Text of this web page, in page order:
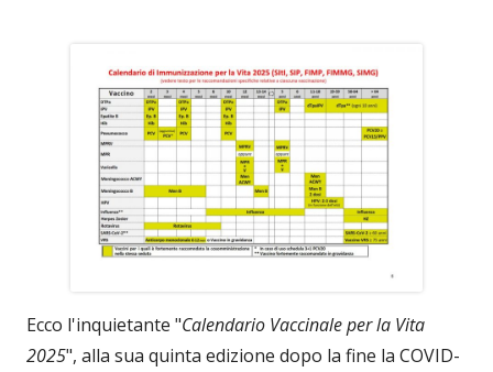
Ecco l'inquietante "Calendario Vaccinale per la Vita
2025", alla sua quinta edizione dopo la fine la COVID-